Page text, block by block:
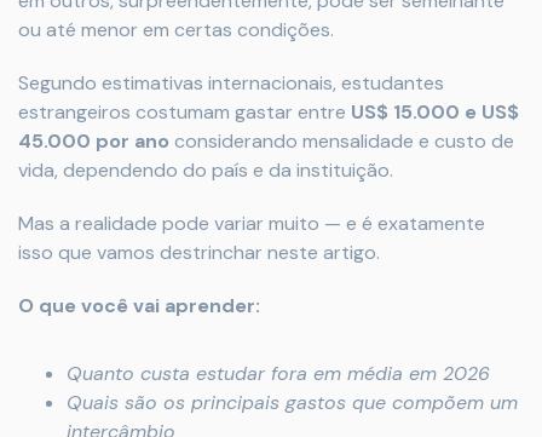
ou até menor em certas condições.
Segundo estimativas internacionais, estudantes
estrangeiros costumam gastar entre US$ 15.000 e US$
45.000 por ano considerando mensalidade e custo de
vida, dependendo do país e da instituição.
Mas a realidade pode variar muito — e é exatamente
isso que vamos destrinchar neste artigo.
O que você vai aprender:
Quanto custa estudar fora em média em 2026
Quais são os principais gastos que compõem um
intercâmbio